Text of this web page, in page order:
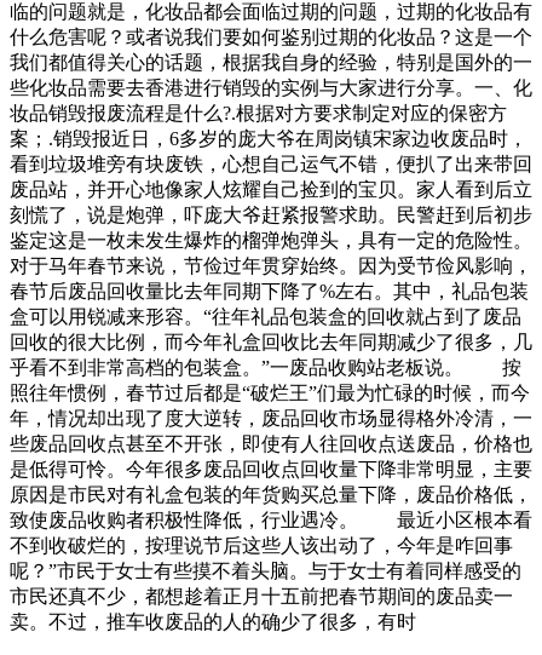
临的问题就是，化妆品都会面临过期的问题，过期的化妆品有
什么危害呢？或者说我们要如何鉴别过期的化妆品？这是一个
我们都值得关心的话题，根据我自身的经验，特别是国外的一
些化妆品需要去香港进行销毁的实例与大家进行分享。一、化
妆品销毁报废流程是什么?.根据对方要求制定对应的保密方
案；.销毁报近日，6多岁的庞大爷在周岗镇宋家边收废品时，
看到垃圾堆旁有块废铁，心想自己运气不错，便扒了出来带回
废品站，并开心地像家人炫耀自己捡到的宝贝。家人看到后立
刻慌了，说是炮弹，吓庞大爷赶紧报警求助。民警赶到后初步
鉴定这是一枚未发生爆炸的榴弹炮弹头，具有一定的危险性。
对于马年春节来说，节俭过年贯穿始终。因为受节俭风影响，
春节后废品回收量比去年同期下降了%左右。其中，礼品包装
盒可以用锐减来形容。“往年礼品包装盒的回收就占到了废品
回收的很大比例，而今年礼盒回收比去年同期减少了很多，几
乎看不到非常高档的包装盒。”一废品收购站老板说。 按
照往年惯例，春节过后都是“破烂王”们最为忙碌的时候，而今
年，情况却出现了度大逆转，废品回收市场显得格外冷清，一
些废品回收点甚至不开张，即使有人往回收点送废品，价格也
是低得可怜。今年很多废品回收点回收量下降非常明显，主要
原因是市民对有礼盒包装的年货购买总量下降，废品价格低，
致使废品收购者积极性降低，行业遇冷。 最近小区根本看
不到收破烂的，按理说节后这些人该出动了，今年是咋回事
呢？”市民于女士有些摸不着头脑。与于女士有着同样感受的
市民还真不少，都想趁着正月十五前把春节期间的废品卖一
卖。不过，推车收废品的人的确少了很多，有时